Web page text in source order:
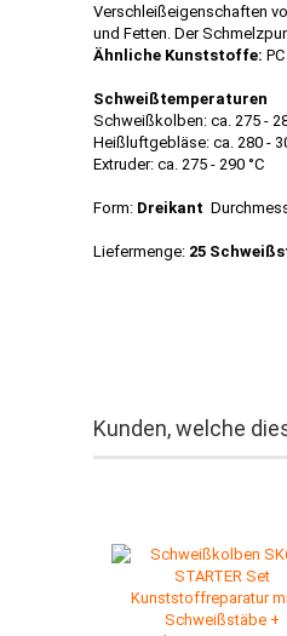
Verschleißeigenschaften
und Fetten. Der
Ähnliche Kunststoffe:
Schweißtemperaturen
Schweißkolben: ca. 275 -
Heißluftgebläse: ca. 280 -
Extruder: ca. 275 - 290 °C
Form: Dreikant
Liefermenge: 25
Kunden, welche